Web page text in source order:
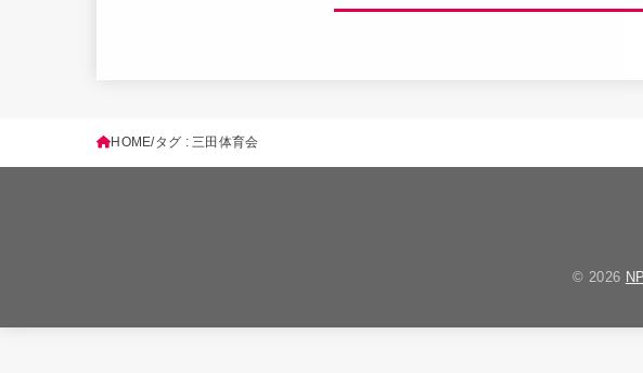
HOME タグ : 三田体育会
© 2026